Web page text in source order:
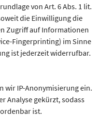
von Art. 6 Abs. 1 lit.
die Einwilligung die
Zugriff auf Informationen
Fingerprinting) im Sinne
ist jederzeit widerrufbar.
wir IP-Anonymisierung ein.
Analyse gekürzt, sodass
ist.